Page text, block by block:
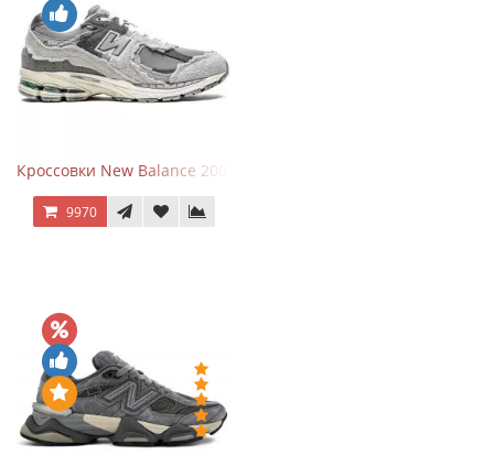
Кроссовки New Balance 2002R Protection Pack Grey
9970